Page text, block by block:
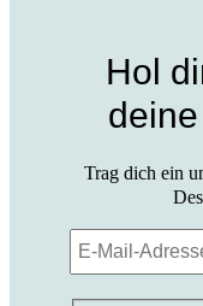
Hol
Trag dich ein